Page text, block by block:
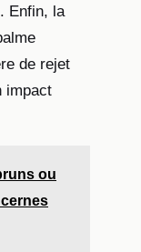
Enfin, la
de rejet
impact
ou